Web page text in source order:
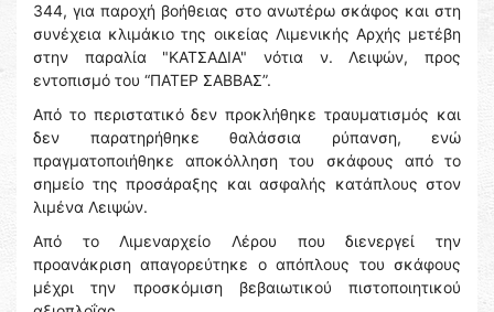
344, για παροχή βοήθειας στο ανωτέρω σκάφος και στη
συνέχεια κλιμάκιο της οικείας Λιμενικής Αρχής μετέβη
στην παραλία "ΚΑΤΣΑΔΙΑ" νότια ν. Λειψών, προς
εντοπισμό του “ΠΑΤΕΡ ΣΑΒΒΑΣ”.
Από το περιστατικό δεν προκλήθηκε τραυματισμός και
δεν παρατηρήθηκε θαλάσσια ρύπανση, ενώ
πραγματοποιήθηκε αποκόλληση του σκάφους από το
σημείο της προσάραξης και ασφαλής κατάπλους στον
λιμένα Λειψών.
Από το Λιμεναρχείο Λέρου που διενεργεί την
προανάκριση απαγορεύτηκε ο απόπλους του σκάφους
μέχρι την προσκόμιση βεβαιωτικού πιστοποιητικού